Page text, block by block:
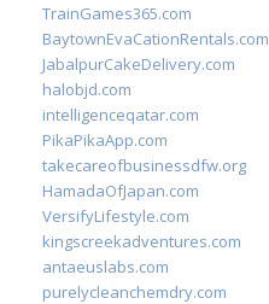
TrainGames365.com
BaytownEvaCationRentals.com
JabalpurCakeDelivery.com
halobjd.com
intelligenceqatar.com
PikaPikaApp.com
takecareofbusinessdfw.org
HamadaOfJapan.com
VersifyLifestyle.com
kingscreekadventures.com
antaeuslabs.com
purelycleanchemdry.com